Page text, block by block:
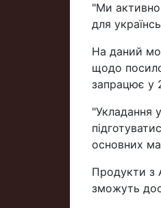
"Ми активно
для
На даний
щодо
запрацює у
"Укладання
основних
Продукти з
зможуть